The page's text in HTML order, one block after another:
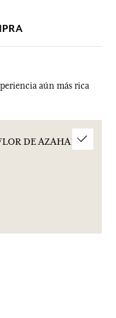
aún más rica
DE AZAHAR)